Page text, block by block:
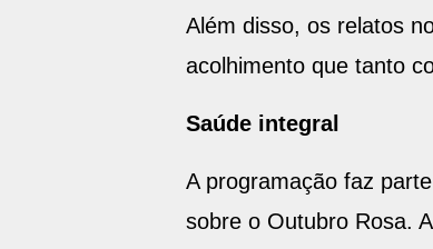
Além disso, os relatos
acolhimento que tanto
Saúde integral
A programação faz
sobre o Outubro Rosa.